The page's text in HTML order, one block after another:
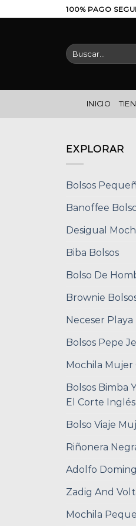
al
100% PAGO
Buscar
por:
INICIO
EXPLORAR
Bolsos
Banoffee
Desigual
Biba Bolsos
Bolso De
Brownie
Neceser Playa
Bolsos Pepe
Mochila Mujer
Bolsos Bimba
El Corte Inglés
Bolso Viaje
Riñonera
Adolfo
Zadig And
Mochila